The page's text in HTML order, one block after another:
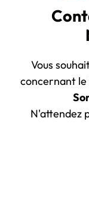
Vous
concernant le
N'attendez